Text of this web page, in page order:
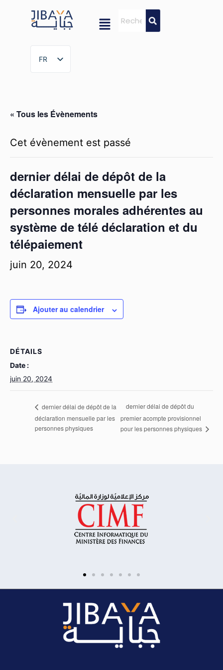
FR
FR
« Tous les Évènements
Cet évènement est passé
dernier délai de dépôt de la
déclaration mensuelle par les
personnes morales adhérentes au
système de télé déclaration et du
télépaiement
juin 20, 2024
Ajouter au calendrier
DÉTAILS
Date :
juin 20, 2024
dernier délai de dépôt de la
déclaration mensuelle par les
personnes physiques
dernier délai de dépôt du
premier acompte provisionnel
pour les personnes physiques